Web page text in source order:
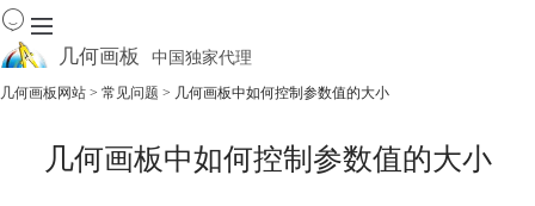
几何画板 中国独家代理
几何画板网站 > 常见问题 > 几何画板中如何控制参数值的大小
几何画板中如何控制参数值的大小